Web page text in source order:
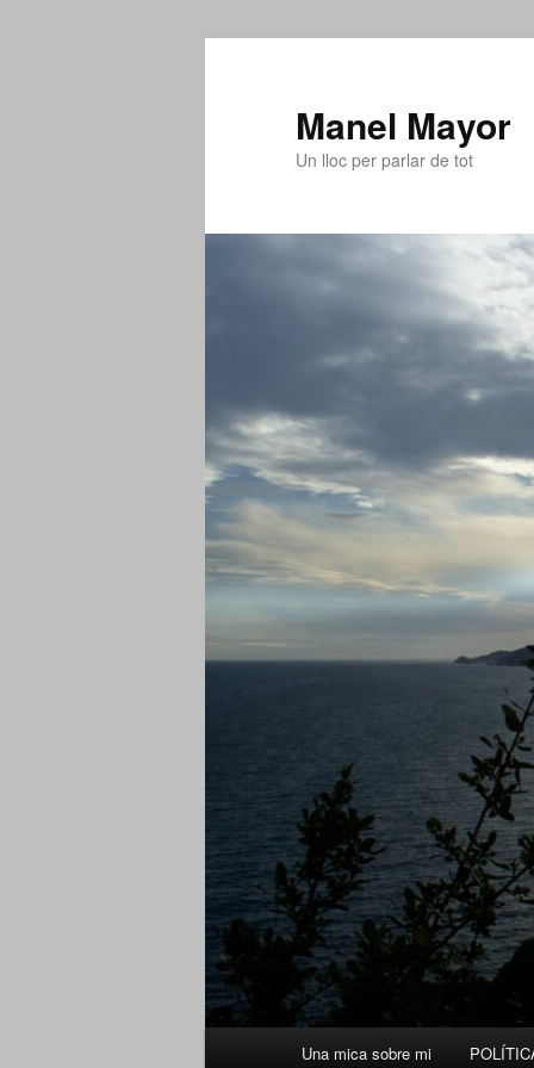
Manel Mayor
Un lloc per parlar de tot
Una mica sobre mi